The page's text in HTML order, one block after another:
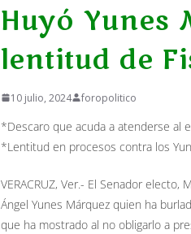
Huyó Yunes
lentitud de
10 julio, 2024 foropolitico
*Descaro que acuda a atenderse al
*Lentitud en procesos contra los
VERACRUZ, Ver.- El Senador
Ángel Yunes Márquez quien ha
que ha mostrado al no obligarlo a